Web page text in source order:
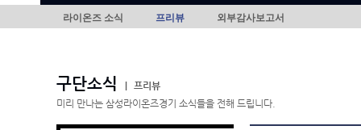
라이온즈 소식 프리뷰 외부감사보고서
구단소식
프리뷰
미리 만나는 삼성라이온즈경기 소식들을 전해 드립니다.